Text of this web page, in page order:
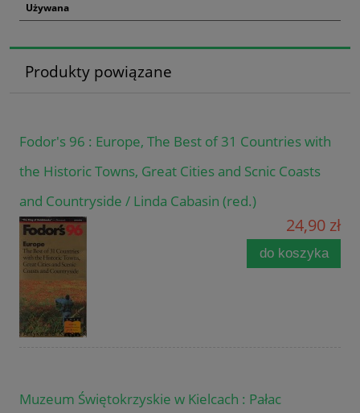
Używana
Produkty powiązane
Fodor's 96 : Europe, The Best of 31 Countries with
the Historic Towns, Great Cities and Scnic Coasts
and Countryside / Linda Cabasin (red.)
24,90 zł
do koszyka
Muzeum Świętokrzyskie w Kielcach : Pałac